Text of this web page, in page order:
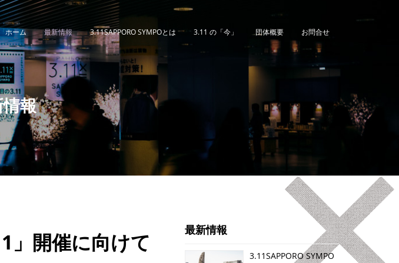
ホーム 最新情報 3.11SAPPORO SYMPOとは 3.11 の「今」 団体概要 お問合せ
報
」開催に向けて 最新情報
3.11SAPPORO SYMPO